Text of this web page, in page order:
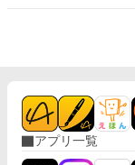
アプリ一覧